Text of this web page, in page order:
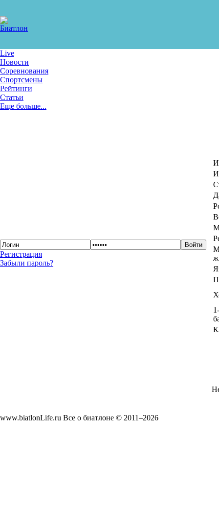
Live
Новости
Соревнования
Спортсмены
Рейтинги
Статьи
Еще больше...
Регистрация
Забыли пароль?
www.biatlonLife.ru Все о биатлоне © 2011–2026